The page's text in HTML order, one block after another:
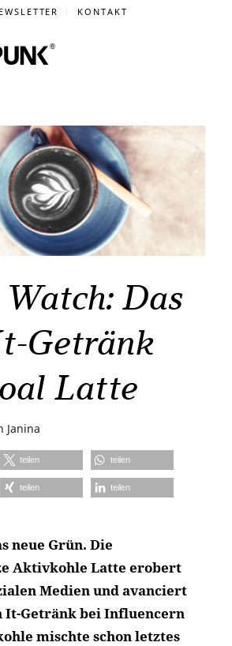
KONTAKT
Das
Getränk
Latte
Janina
teilen teilen
teilen teilen
neue Grün. Die
Aktivkohle Latte erobert
Medien und avanciert
It-Getränk bei Influencern
mischte schon letztes